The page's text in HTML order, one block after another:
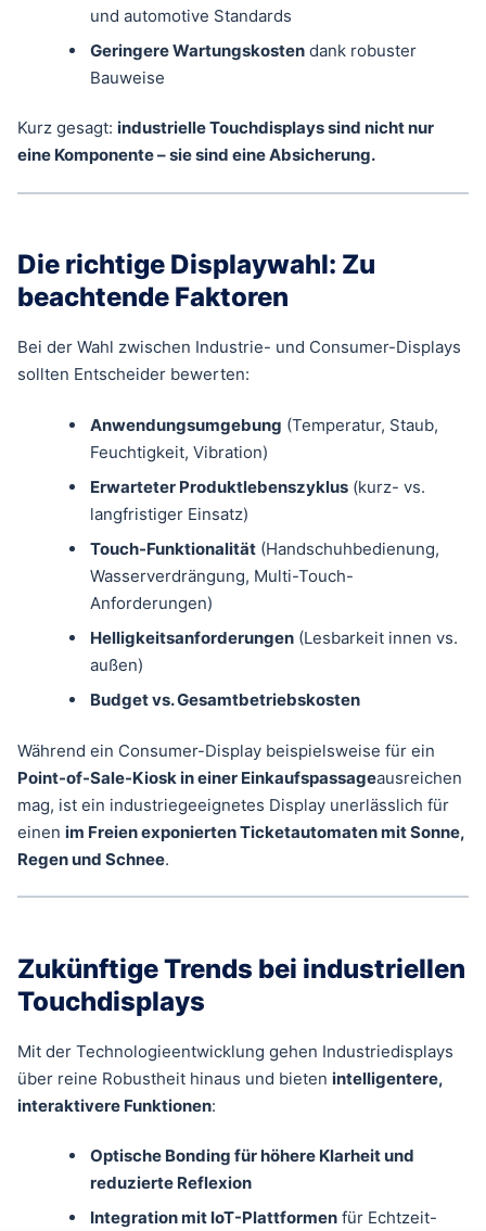
und automotive Standards
Geringere Wartungskosten dank robuster
Bauweise
Kurz gesagt: industrielle Touchdisplays sind nicht nur
eine Komponente – sie sind eine Absicherung.
Die richtige Displaywahl: Zu
beachtende Faktoren
Bei der Wahl zwischen Industrie- und Consumer-Displays
sollten Entscheider bewerten:
Anwendungsumgebung (Temperatur, Staub,
Feuchtigkeit, Vibration)
Erwarteter Produktlebenszyklus (kurz- vs.
langfristiger Einsatz)
Touch-Funktionalität (Handschuhbedienung,
Wasserverdrängung, Multi-Touch-
Anforderungen)
Helligkeitsanforderungen (Lesbarkeit innen vs.
außen)
Budget vs. Gesamtbetriebskosten
Während ein Consumer-Display beispielsweise für ein
Point-of-Sale-Kiosk in einer Einkaufspassageausreichen
mag, ist ein industriegeeignetes Display unerlässlich für
einen im Freien exponierten Ticketautomaten mit Sonne,
Regen und Schnee.
Zukünftige Trends bei industriellen
Touchdisplays
Mit der Technologieentwicklung gehen Industriedisplays
über reine Robustheit hinaus und bieten intelligentere,
interaktivere Funktionen:
Optische Bonding für höhere Klarheit und
reduzierte Reflexion
Integration mit IoT-Plattformen für Echtzeit-